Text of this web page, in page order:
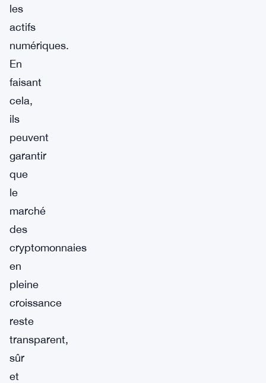
les
actifs
numériques.
En
faisant
cela,
ils
peuvent
garantir
que
le
marché
des
cryptomonnaies
en
pleine
croissance
reste
transparent,
sûr
et